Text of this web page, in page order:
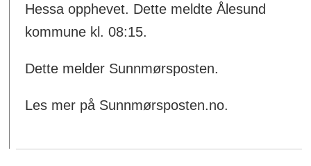
Hessa opphevet. Dette meldte Ålesund
kommune kl. 08:15.
Dette melder Sunnmørsposten.
Les mer på Sunnmørsposten.no.